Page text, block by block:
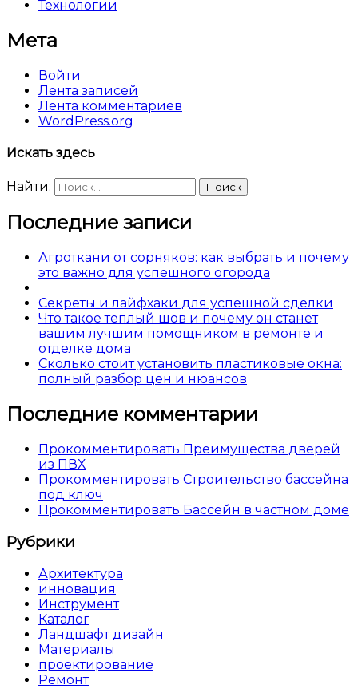
Технологии
Мета
Войти
Лента записей
Лента комментариев
WordPress.org
Искать здесь
Найти:
Последние записи
Агроткани от сорняков: как выбрать и почему
это важно для успешного огорода
Секреты и лайфхаки для успешной сделки
Что такое теплый шов и почему он станет
вашим лучшим помощником в ремонте и
отделке дома
Сколько стоит установить пластиковые окна:
полный разбор цен и нюансов
Последние комментарии
Прокомментировать Преимущества дверей
из ПВХ
Прокомментировать Строительство бассейна
под ключ
Прокомментировать Бассейн в частном доме
Рубрики
Архитектура
инновация
Инструмент
Каталог
Ландшафт дизайн
Материалы
проектирование
Ремонт